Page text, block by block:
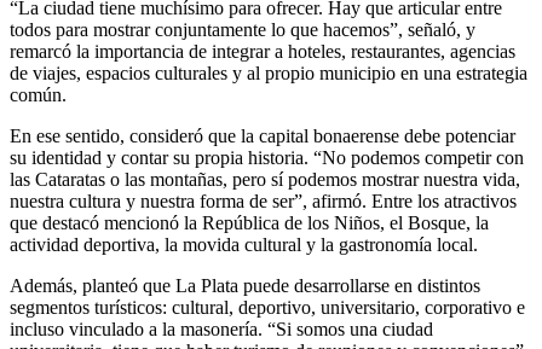
“La ciudad tiene muchísimo para ofrecer. Hay que articular entre
todos para mostrar conjuntamente lo que hacemos”, señaló, y
remarcó la importancia de integrar a hoteles, restaurantes, agencias
de viajes, espacios culturales y al propio municipio en una estrategia
común.
En ese sentido, consideró que la capital bonaerense debe potenciar
su identidad y contar su propia historia. “No podemos competir con
las Cataratas o las montañas, pero sí podemos mostrar nuestra vida,
nuestra cultura y nuestra forma de ser”, afirmó. Entre los atractivos
que destacó mencionó la República de los Niños, el Bosque, la
actividad deportiva, la movida cultural y la gastronomía local.
Además, planteó que La Plata puede desarrollarse en distintos
segmentos turísticos: cultural, deportivo, universitario, corporativo e
incluso vinculado a la masonería. “Si somos una ciudad